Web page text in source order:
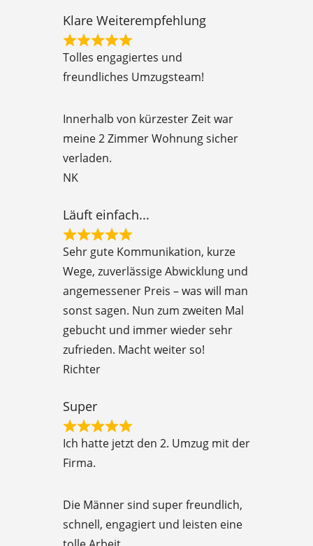
Klare Weiterempfehlung
R
a
d
5
o
o
Tolles engagiertes und
freundliches Umzugsteam!
Innerhalb von kürzester Zeit war
meine 2 Zimmer Wohnung sicher
verladen.
NK
Läuft einfach...
R
d
5
t
o
f
Sehr gute Kommunikation, kurze
Wege, zuverlässige Abwicklung und
angemessener Preis – was will man
sonst sagen. Nun zum zweiten Mal
gebucht und immer wieder sehr
zufrieden. Macht weiter so!
Richter
Super
R
d
5
Ich hatte jetzt den 2. Umzug mit der
Firma.
Die Männer sind super freundlich,
schnell, engagiert und leisten eine